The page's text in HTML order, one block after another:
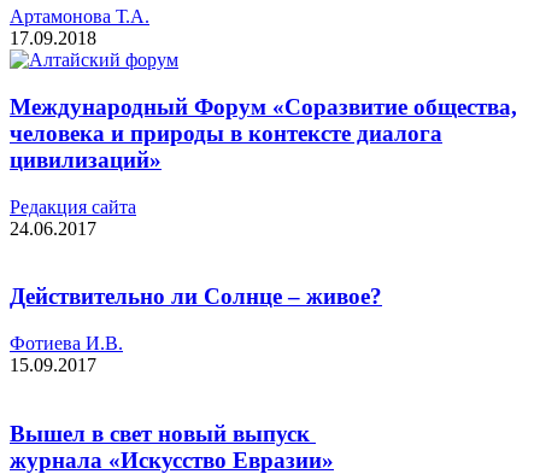
Артамонова Т.А.
17.09.2018
Международный Форум «Соразвитие общества,
человека и природы в контексте диалога
цивилизаций»
Редакция cайта
24.06.2017
Действительно ли Солнце – живое?
Фотиева И.В.
15.09.2017
Вышел в свет новый выпуск
журнала «Искусство Евразии»